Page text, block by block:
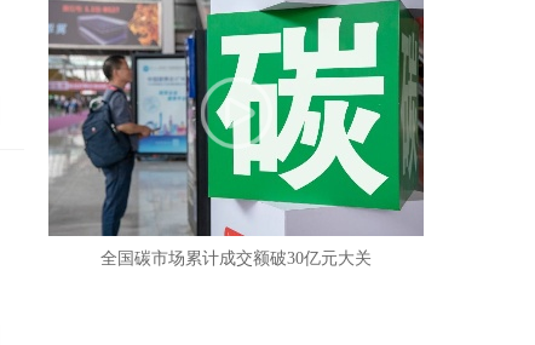
全国碳市场累计成交额破30亿元大关